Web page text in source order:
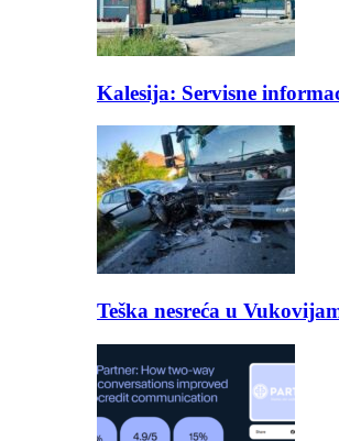
Kalesija: Servisne
Teška nesreća u